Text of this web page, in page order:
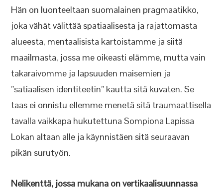
Hän on luonteeltaan suomalainen pragmaatikko,
joka vähät välittää spatiaalisesta ja rajattomasta
alueesta, mentaalisista kartoistamme ja siitä
maailmasta, jossa me oikeasti elämme, mutta vain
takaraivomme ja lapsuuden maisemien ja
”satiaalisen identiteetin” kautta sitä kuvaten. Se
taas ei onnistu ellemme menetä sitä traumaattisella
tavalla vaikkapa hukutettuna Sompiona Lapissa
Lokan altaan alle ja käynnistäen sitä seuraavan
pikän surutyön.
Nelikenttä, jossa mukana on vertikaalisuunnassa